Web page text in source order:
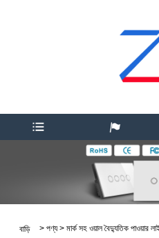
বাড়ি > পণ্য > মার্ক সহ ওয়াল বৈদ্যুতিক পাওয়ার